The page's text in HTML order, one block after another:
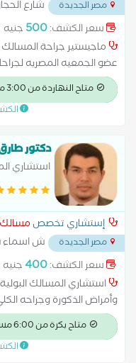
مصر الجديدة شارع
سعر الكشف:500 جنيه
ماجيستير جراحة
عضو الجمعيه المصريه
الجمعيه الاوروبيه للمسالك
بالمعهد القومي للكلي
حصوات الكلى والحالب
وتأخر الإنجاب - علاج السلس
متاح النهاردة من 3:00 مساءً
دكتور
استشاري
والتناسليه
إستشاري تخصص مسالك
مصر الجديدة ش اسماء
سعر الكشف:400جنيه
استشاري المسالك
وأمراض الذكورة وجراحه
وأمراض الذكورة والعقم 20عاما من الخبره
متاح بكرة من 6:00 مساءً